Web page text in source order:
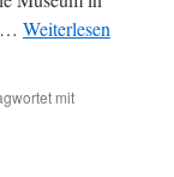
… Weiterlesen
mit